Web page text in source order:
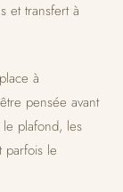
et transfert à
à
pensée avant
plafond, les
parfois le